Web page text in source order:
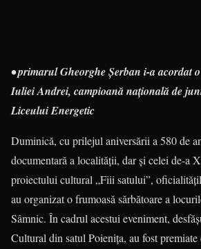
• primarul Gheorghe Şerban i-a acordat
Iuliei Andrei, campioană naţională de
Liceului Energetic
Duminică, cu prilejul aniversării a 580 de
documentară a localităţii, dar şi celei de-a
proiectului cultural „Fiii satului”,
au organizat o frumoasă sărbătoare a
Sâmnic. În ca­drul acestui eveniment,
Cultural din satul Poieniţa, au fost